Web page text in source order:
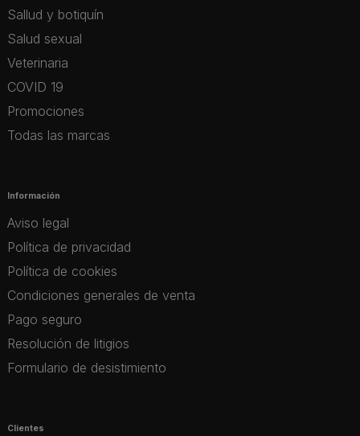
Sallud y botiquín
Salud sexual
Veterinaria
COVID 19
Promociones
Todas las marcas
Información
Aviso legal
Política de privacidad
Política de cookies
Condiciones generales de venta
Pago seguro
Resolución de litigios
Formulario de desistimiento
Clientes